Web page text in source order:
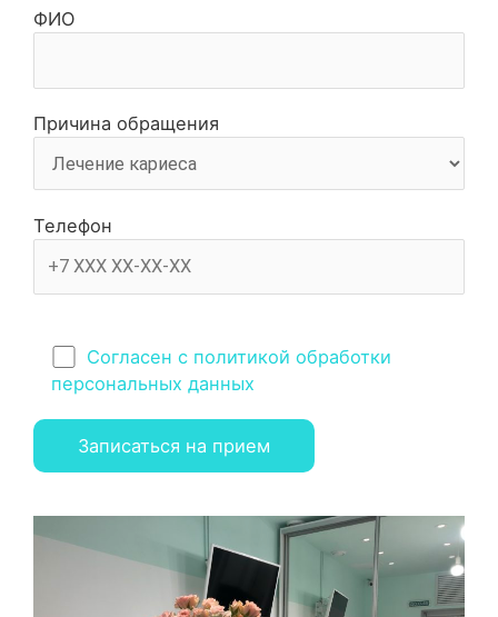
ФИО
Причина обращения
Телефон
Согласен с политикой обработки
персональных данных